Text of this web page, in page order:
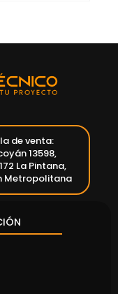
de venta:
13598,
La Pintana,
Metropolitana